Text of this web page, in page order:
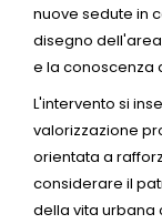
nuove sedute in
disegno
e la conoscenza
L'intervento si
valorizzazione
orientata a
considerare il
della vita